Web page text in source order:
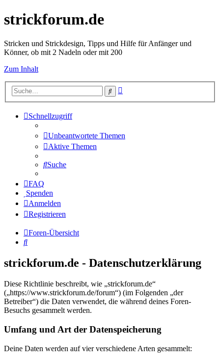
strickforum.de
Stricken und Strickdesign, Tipps und Hilfe für Anfänger und
Könner, ob mit 2 Nadeln oder mit 200
Zum Inhalt
Suche
Schnellzugriff
Unbeantwortete Themen
Aktive Themen
Suche
FAQ
Spenden
Anmelden
Registrieren
Foren-Übersicht
Suche
strickforum.de - Datenschutzerklärung
Diese Richtlinie beschreibt, wie „strickforum.de“
(„https://www.strickforum.de/forum“) (im Folgenden „der
Betreiber“) die Daten verwendet, die während deines Foren-
Besuchs gesammelt werden.
Umfang und Art der Datenspeicherung
Deine Daten werden auf vier verschiedene Arten gesammelt: